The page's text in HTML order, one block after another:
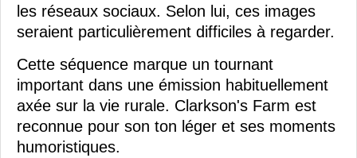
les réseaux sociaux. Selon lui, ces images
seraient particulièrement difficiles à regarder.
Cette séquence marque un tournant
important dans une émission habituellement
axée sur la vie rurale. Clarkson's Farm est
reconnue pour son ton léger et ses moments
humoristiques.